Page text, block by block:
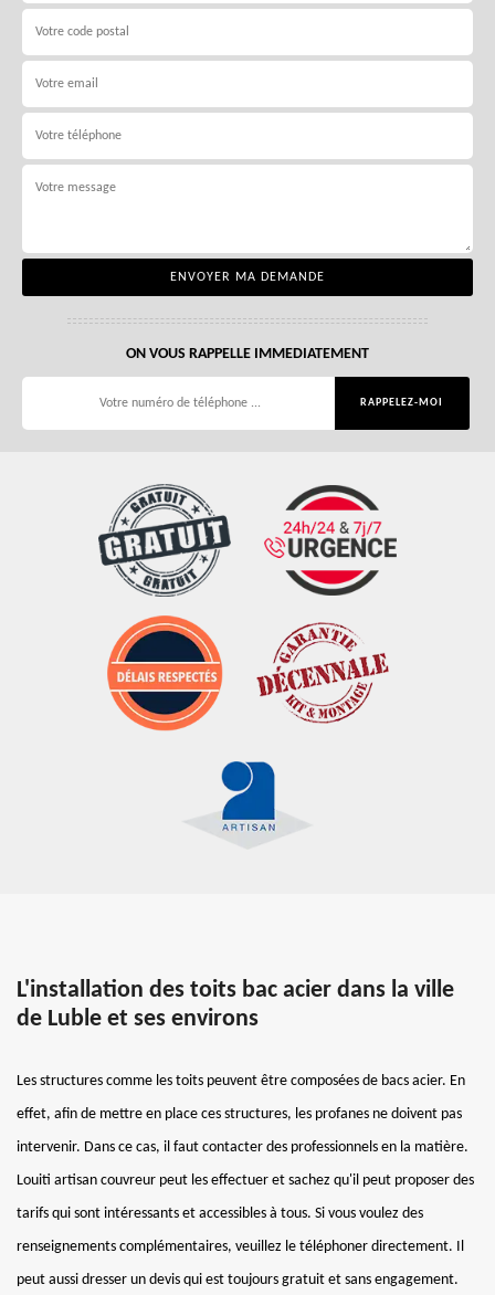
ON VOUS RAPPELLE IMMEDIATEMENT
L'installation des toits bac acier dans la ville
de Luble et ses environs
Les structures comme les toits peuvent être composées de bacs acier. En
effet, afin de mettre en place ces structures, les profanes ne doivent pas
intervenir. Dans ce cas, il faut contacter des professionnels en la matière.
Louiti artisan couvreur peut les effectuer et sachez qu'il peut proposer des
tarifs qui sont intéressants et accessibles à tous. Si vous voulez des
renseignements complémentaires, veuillez le téléphoner directement. Il
peut aussi dresser un devis qui est toujours gratuit et sans engagement.